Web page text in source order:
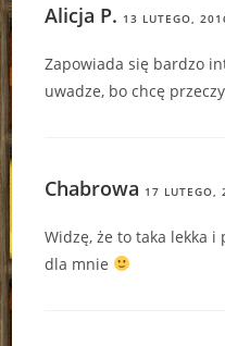
Alicja P. 13 LUTEGO,
Zapowiada się bardzo
uwadze, bo chcę
Chabrowa 17 LUTEGO,
Widzę, że to taka lekka
dla mnie